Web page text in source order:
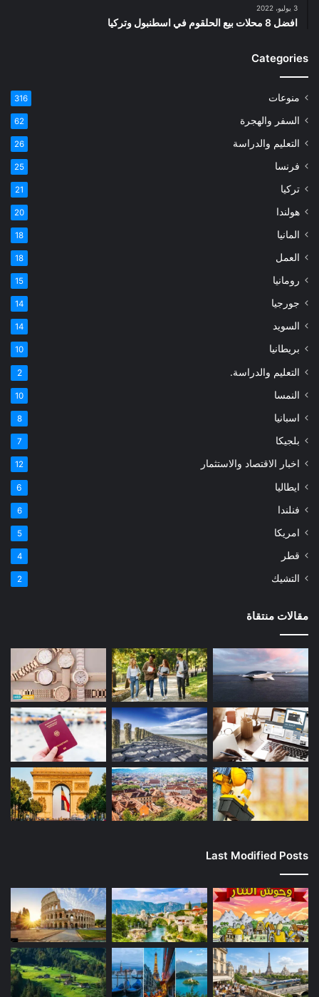
3 يوليو، 2022
افضل 8 محلات بيع الحلقوم في اسطنبول وتركيا
Categories
منوعات 316
السفر والهجرة 62
التعليم والدراسة 26
فرنسا 25
تركيا 21
هولندا 20
المانيا 18
العمل 18
رومانيا 15
جورجيا 14
السويد 14
بريطانيا 10
التعليم والدراسة. 2
النمسا 10
اسبانيا 8
بلجيكا 7
اخبار الاقتصاد والاستثمار 12
ايطاليا 6
فنلندا 6
امريكا 5
قطر 4
التشيك 2
مقالات منتقاة
Last Modified Posts